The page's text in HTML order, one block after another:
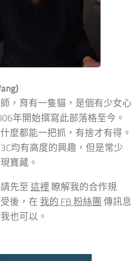
，育有一隻貓，是個有少女心
年開始撰寫此部落格至今。
麼都能一把抓，有捨才有得。
均有高度的興趣，但是常少
寶藏。
先至 這裡 瞭解我的合作規
後，在 我的 FB 粉絲團 傳訊息
也可以。